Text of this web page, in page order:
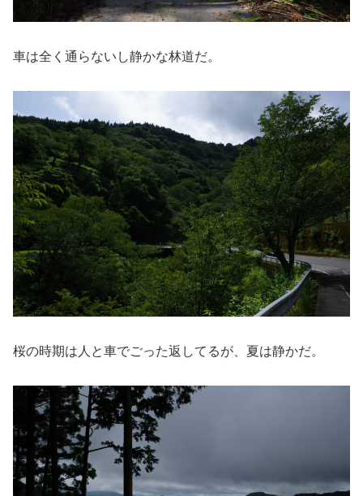
車は全く通らないし静かな林道だ。
桜の時期は人と車でごった返してるが、夏は静かだ。